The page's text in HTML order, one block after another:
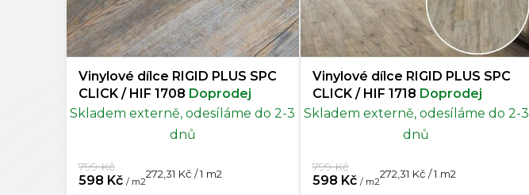
t
ů
Černá 0
Mocca 0
Šedohnědá 0
Vinylové dílce RIGID PLUS SPC
CLICK / HIF 1708 Doprodej
Skladem externě, odesíláme do 2-3
dnů
598 Kč / m2
799 Kč
Měrná
cena:
272,31 Kč / 1 m2
Vinylové dílce RIGID PLUS SPC
CLICK / HIF 1718 Doprodej
Skladem externě, odesíláme do 2-3
dnů
598 Kč / m2
799 Kč
Měrná
cena:
272,31 Kč / 1 m2